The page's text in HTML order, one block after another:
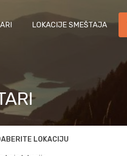
LOKACIJE SMEŠTAJA
LOKACIJU